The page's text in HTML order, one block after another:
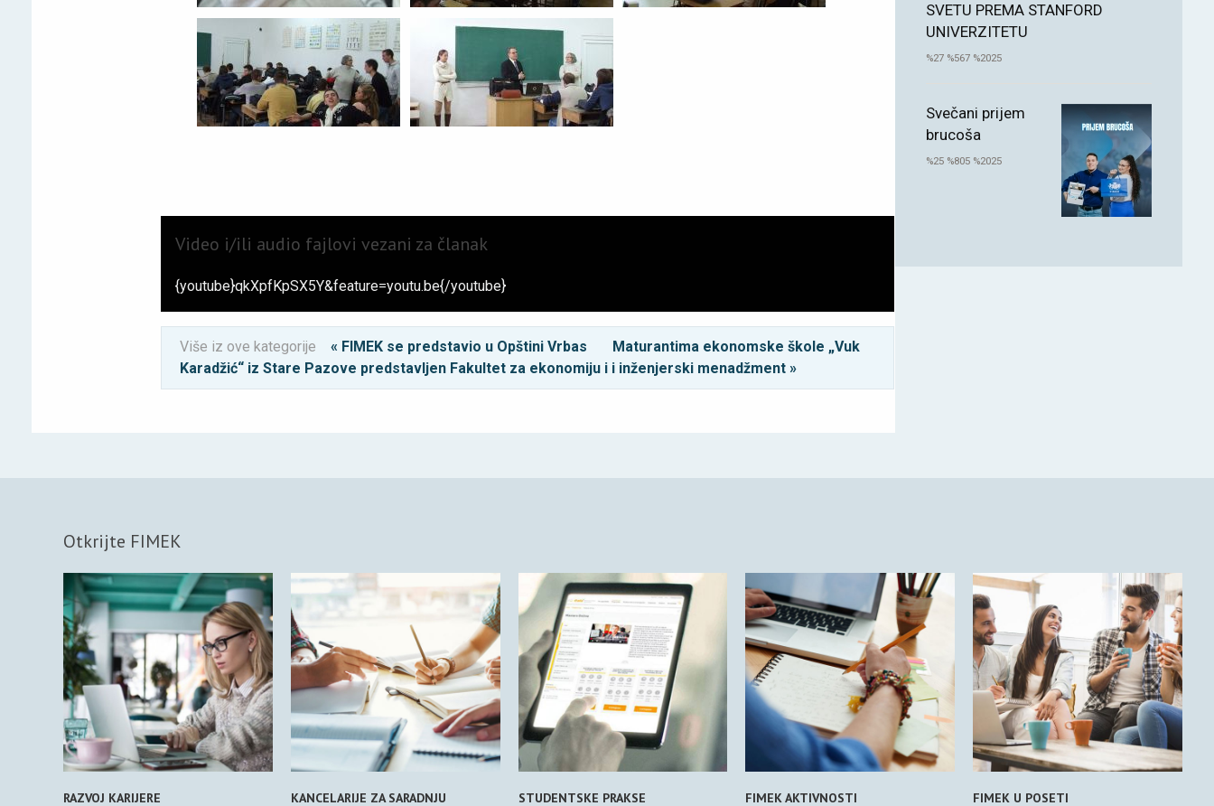
Video i/ili audio fajlovi vezani za članak
{youtube}qkXpfKpSX5Y&feature=youtu.be{/youtube}
Više iz ove kategorije « FIMEK se predstavio u Opštini Vrbas
Maturantima ekonomske škole „Vuk
Karadžić“ iz Stare Pazove predstavljen Fakultet za ekonomiju i i inženjerski menadžment »
SVETU PREMA STANFORD
UNIVERZITETU
%27 %567 %2025
Svečani prijem
brucoša
%25 %805 %2025
Otkrijte FIMEK
RAZVOJ KARIJERE KANCELARIJE ZA SARADNJU STUDENTSKE PRAKSE FIMEK AKTIVNOSTI FIMEK U POSETI